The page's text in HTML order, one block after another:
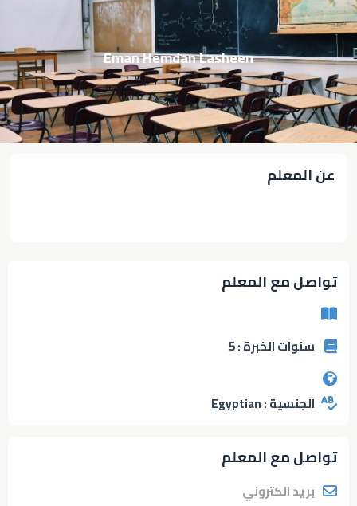
Eman Hemdan Lasheen
عن المعلم
تواصل مع المعلم
سنوات الخبرة : 5
الجنسية : Egyptian
تواصل مع المعلم
بريد الكتروني